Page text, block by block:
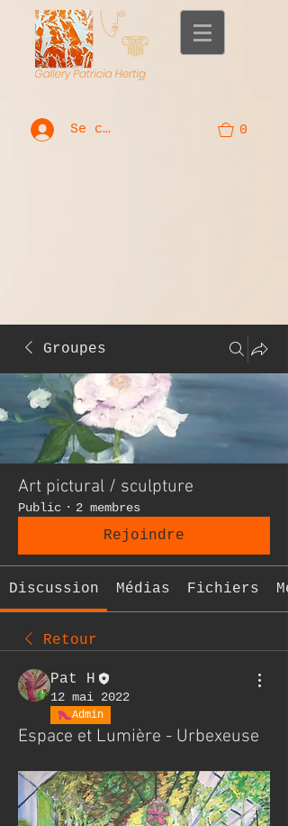
Se connecter 0
Groupes
Art pictural / sculpture
Public · 2 membres
Rejoindre
Discussion Médias Fichiers
Retour
Pat H
12 mai 2022
Admin
Espace et Lumière - Urbexeuse